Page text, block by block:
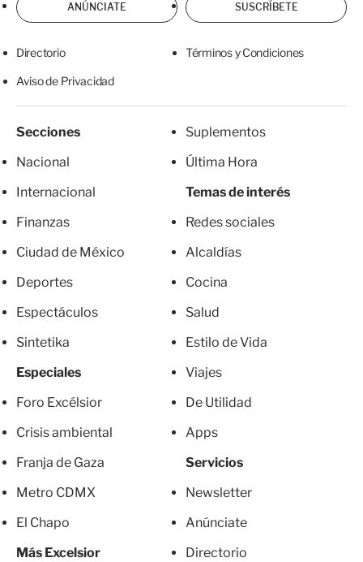
ANÚNCIATE SUSCRÍBETE
Directorio Términos y Condiciones
Aviso de Privacidad
Secciones
Nacional
Internacional
Finanzas
Ciudad de México
Deportes
Espectáculos
Sintetika
Especiales
Foro Excélsior
Crisis ambiental
Franja de Gaza
Metro CDMX
El Chapo
Más Excelsior
Suplementos
Última Hora
Temas de interés
Redes sociales
Alcaldías
Cocina
Salud
Estilo de Vida
Viajes
De Utilidad
Apps
Servicios
Newsletter
Anúnciate
Directorio